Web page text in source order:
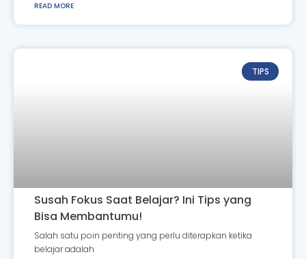
READ MORE
TIPS
Susah Fokus Saat Belajar? Ini Tips yang
Bisa Membantumu!
Salah satu poin penting yang perlu diterapkan ketika
belajar adalah